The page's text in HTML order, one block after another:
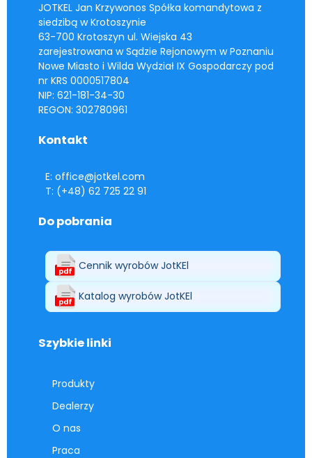
JOTKEL Jan Krzywonos Spółka komandytowa z
siedzibą w Krotoszynie
63-700 Krotoszyn ul. Wiejska 43
zarejestrowana w Sądzie Rejonowym w Poznaniu
Nowe Miasto i Wilda Wydział IX Gospodarczy pod
nr KRS 0000517804
NIP: 621-181-34-30
REGON: 302780961
Kontakt
E: office@jotkel.com
T: (+48) 62 725 22 91
Do pobrania
Cennik wyrobów JotKEl
Katalog wyrobów JotKEl
Szybkie linki
Produkty
Dealerzy
O nas
Praca